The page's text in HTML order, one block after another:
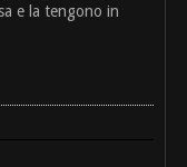
e la tengono in